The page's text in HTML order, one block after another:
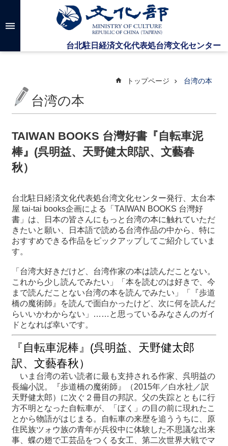
メインのコンテンツブロックにジャンプします
高
検
台
化
セ
ン
タ
に
つ
い
て
最
報
と
申
込
行
台
湾
の
本
トップページ 台湾の本
台湾の本
TAIWAN BOOKS 台灣好書『自転車泥
棒』(呉明益、天野健太郎訳、文藝春
秋）
台北駐日経済文化代表処台湾文化センター発行、太台本
屋 tai-tai books企画による「TAIWAN BOOKS 台灣好
書」は、日本の皆さんにもっと台湾の本に触れていただ
きたいと願い、日本語で読める台湾作品の中から、特に
おすすめできる作品をピックアップしてご紹介していま
す。
「台湾大好きだけど、台湾作家の本は読んだことない。
これから少し読んでみたい」「本を読むのは好きで、今
まで読んだことない台湾の本を読んでみたい」「『歩道
橋の魔術師』を読んで面白かったけど、次に何を読んだ
らいいかわからない」……と思っているみなさんのガイ
ドとなれば幸いです。
『自転車泥棒』(呉明益、天野健太郎
訳、文藝春秋）
いま台湾の若い読者に最も支持される作家、呉明益の
長編小説。『歩道橋の魔術師』（2015年／白水社／訳
天野健太郎）に次ぐ２冊目の邦訳。父の失踪とともに行
方不明となった自転車が、「ぼく」の目の前に現れたこ
とから物語がはじまる。自転車の来歴を追ううちに、原
住民族ツォウ族の青年が兵役中に体験した不思議な出来
事、蝶の翅で工芸品をつくる女工、第二次世界大戦でマ